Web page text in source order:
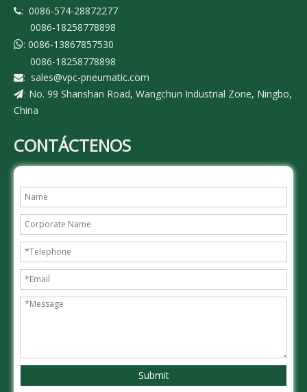
: 0086-574-28872277
0086-18258778898
: 0086-13867857530
0086-18258778898
: sales@vpc-pneumatic.com
: No. 99 Shanshan Road, Wangchun Industrial Zone, Ningbo,
China
CONTÁCTENOS
Submit